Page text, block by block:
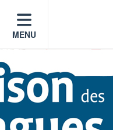
MENU